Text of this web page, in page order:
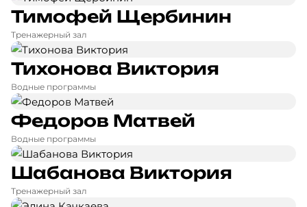
Тимофей Щербинин
Тренажерный зал
Тихонова Виктория
Водные программы
Федоров Матвей
Водные программы
Шабанова Виктория
Тренажерный зал